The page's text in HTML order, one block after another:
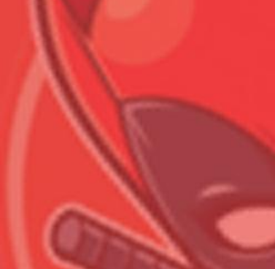
Всего позиций в корзине
Всего товара в корзине
Сумма к оплате (без